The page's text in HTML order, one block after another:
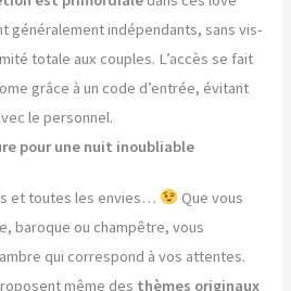
généralement indépendants, sans vis-
totale aux couples. L’accès se fait
grâce à un code d’entrée, évitant
le personnel.
pour une nuit inoubliable
et toutes les envies…
Que vous
baroque ou champêtre, vous
qui correspond à vos attentes.
même des thèmes originaux